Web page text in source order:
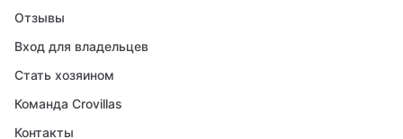
Отзывы
Вход для владельцев
Стать хозяином
Команда Crovillas
Контакты